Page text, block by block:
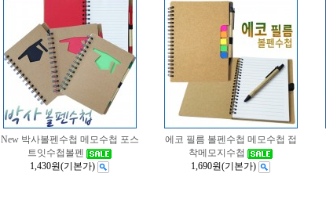
New 박사볼펜수첩 메모수첩 포스
트잇수첩볼펜
1,430원(기본가)
에코 필름 볼펜수첩 메모수첩 접
착메모지수첩
1,690원(기본가)